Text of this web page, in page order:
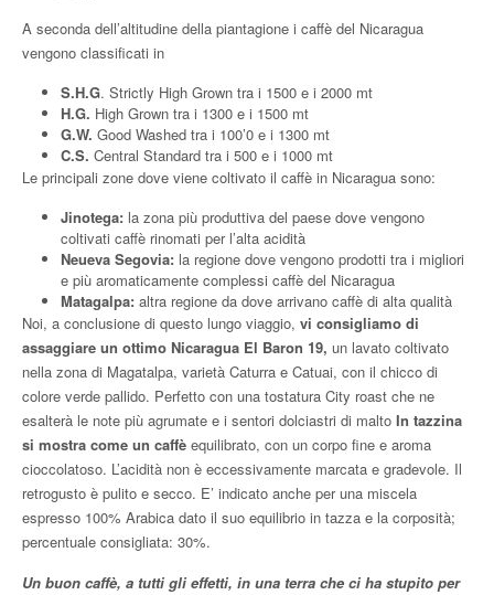
A seconda dell’altitudine della piantagione i caffè del Nicaragua
vengono classificati in
S.H.G. Strictly High Grown tra i 1500 e i 2000 mt
H.G. High Grown tra i 1300 e i 1500 mt
G.W. Good Washed tra i 100’0 e i 1300 mt
C.S. Central Standard tra i 500 e i 1000 mt
Le principali zone dove viene coltivato il caffè in Nicaragua sono:
Jinotega: la zona più produttiva del paese dove vengono
coltivati caffè rinomati per l’alta acidità
Neueva Segovia: la regione dove vengono prodotti tra i migliori
e più aromaticamente complessi caffè del Nicaragua
Matagalpa: altra regione da dove arrivano caffè di alta qualità
Noi, a conclusione di questo lungo viaggio, vi consigliamo di
assaggiare un ottimo Nicaragua El Baron 19, un lavato coltivato
nella zona di Magatalpa, varietà Caturra e Catuai, con il chicco di
colore verde pallido. Perfetto con una tostatura City roast che ne
esalterà le note più agrumate e i sentori dolciastri di malto In tazzina
si mostra come un caffè equilibrato, con un corpo fine e aroma
cioccolatoso. L’acidità non è eccessivamente marcata e gradevole. Il
retrogusto è pulito e secco. E’ indicato anche per una miscela
espresso 100% Arabica dato il suo equilibrio in tazza e la corposità;
percentuale consigliata: 30%.
Un buon caffè, a tutti gli effetti, in una terra che ci ha stupito per